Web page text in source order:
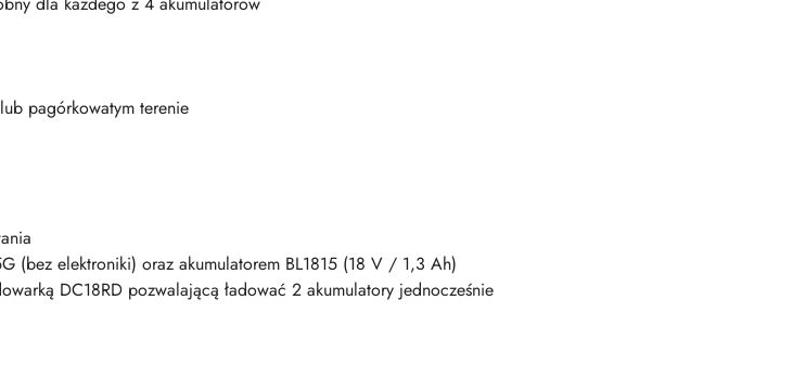
pagórkowatym terenie
(bez elektroniki) oraz akumulatorem BL1815 (18 V / 1,3 Ah)
DC18RD pozwalającą ładować 2 akumulatory jednocześnie